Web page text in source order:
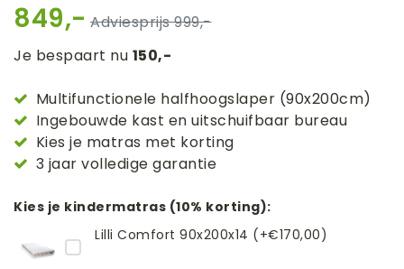
849,-
999,-
Je bespaart nu 150,-
Multifunctionele halfhoogslaper (90x200cm)
Ingebouwde kast en uitschuifbaar bureau
Kies je matras met korting
3 jaar volledige garantie
Kies je kindermatras (10% korting):
Lilli Comfort 90x200x14 (+€170,00)